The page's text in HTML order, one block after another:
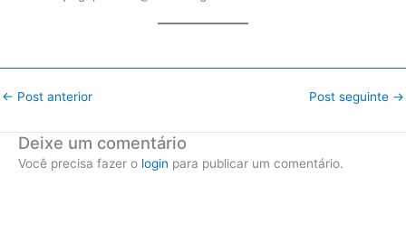
← Post anterior Post seguinte →
Deixe um comentário
Você precisa fazer o login para publicar um comentário.